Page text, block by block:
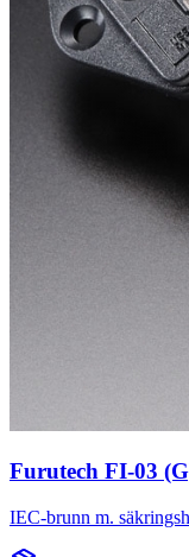
Furutech FI-03
IEC-brunn m.